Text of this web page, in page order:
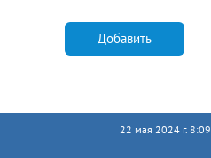
Добавить
22 мая 2024 г. 8:09